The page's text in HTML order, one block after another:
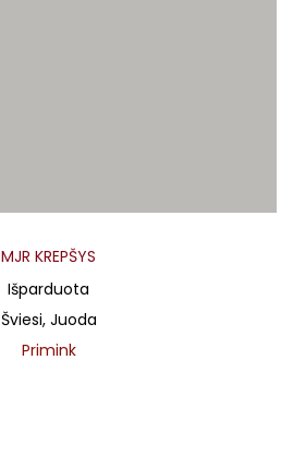
MJR KREPŠYS
Išparduota
Šviesi, Juoda
Primink